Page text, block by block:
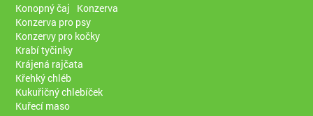
Konopný čaj
Konzerva
Konzerva pro psy
Konzervy pro kočky
Krabí tyčinky
Krájená rajčata
Křehký chléb
Kukuřičný chlebíček
Kuřecí maso